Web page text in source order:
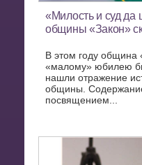
«Милость и суд да
общины «Закон»
В этом году община
«малому» юбилею
нашли отражение
общины.
посвящением...